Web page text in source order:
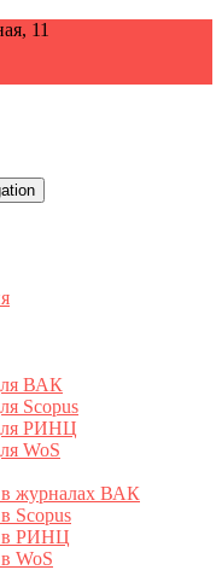
11
ВАК
Scopus
РИНЦ
WoS
в журналах ВАК
Scopus
в РИНЦ
WoS